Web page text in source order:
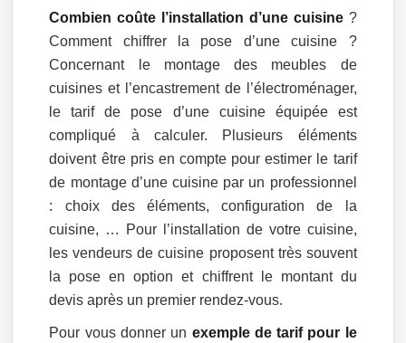
Combien coûte l’installation d’une cuisine?
Comment chiffrer la pose d’une cuisine ?
Concernant le montage des meubles de
cuisines et l’encastrement de l’électroménager,
le tarif de pose d’une cuisine équipée est
compliqué à calculer. Plusieurs éléments
doivent être pris en compte pour estimer le tarif
de montage d’une cuisine par un professionnel
: choix des éléments, configuration de la
cuisine, … Pour l’installation de votre cuisine,
les vendeurs de cuisine proposent très souvent
la pose en option et chiffrent le montant du
devis après un premier rendez-vous.
Pour vous donner un exemple de tarif pour le